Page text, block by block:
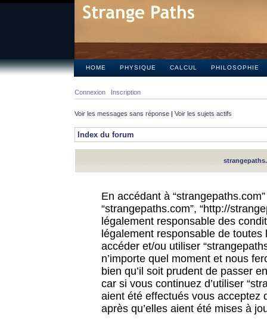
HOME PHYSIQUE CALCUL PHILOSOPHIE
Connexion Inscription
Voir les messages sans réponse | Voir les sujets actifs
Index du forum
En accédant à
“strangepaths.com”, “http://
légalement responsable des
légalement responsable de
accéder et/ou utiliser
n’importe quel moment et nous
bien qu’il soit prudent de passer
car si vous continuez d’utiliser
aient été effectués vous acceptez
après qu’elles aient été mises à